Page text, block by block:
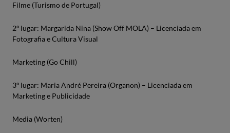
Filme (Turismo de Portugal)
2º lugar: Margarida Nina (Show Off MOLA) – Licenciada em
Fotografia e Cultura Visual
Marketing (Go Chill)
3º lugar: Maria André Pereira (Organon) – Licenciada em
Marketing e Publicidade
Media (Worten)